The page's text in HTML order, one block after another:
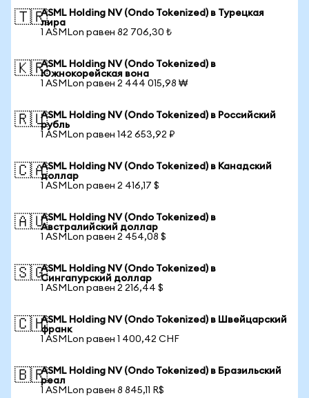
🇹🇷ASML Holding NV (Ondo Tokenized) в Турецкая
лира
1 ASMLon равен 82 706,30 ₺
🇰🇷ASML Holding NV (Ondo Tokenized) в
Южнокорейская вона
1 ASMLon равен 2 444 015,98 ₩
🇷🇺ASML Holding NV (Ondo Tokenized) в Российский
рубль
1 ASMLon равен 142 653,92 ₽
🇨🇦ASML Holding NV (Ondo Tokenized) в Канадский
доллар
1 ASMLon равен 2 416,17 $
🇦🇺ASML Holding NV (Ondo Tokenized) в
Австралийский доллар
1 ASMLon равен 2 454,08 $
🇸🇬ASML Holding NV (Ondo Tokenized) в
Сингапурский доллар
1 ASMLon равен 2 216,44 $
🇨🇭ASML Holding NV (Ondo Tokenized) в Швейцарский
франк
1 ASMLon равен 1 400,42 CHF
🇧🇷ASML Holding NV (Ondo Tokenized) в Бразильский
реал
1 ASMLon равен 8 845,11 R$